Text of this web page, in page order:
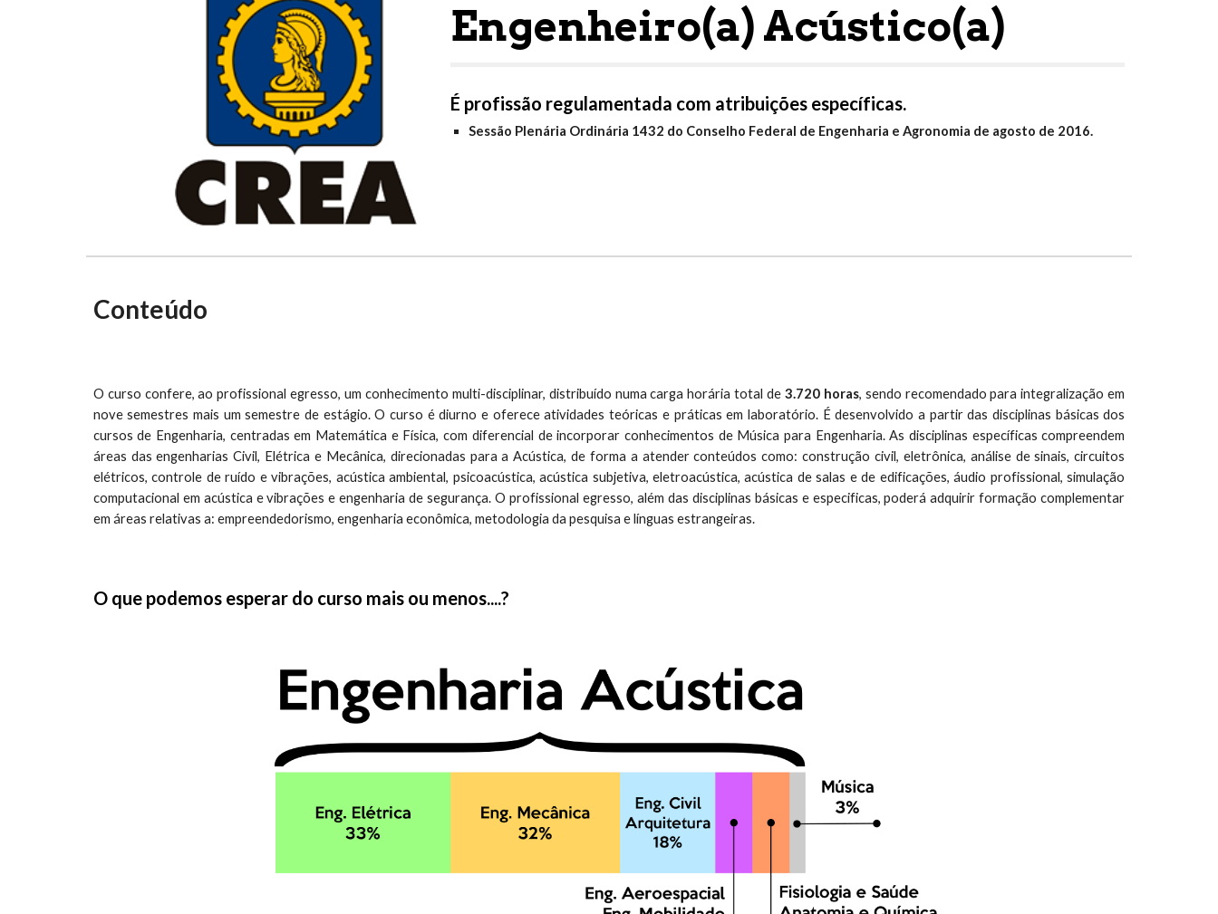
Engenheiro(a) Acústico(a)
É profissão regulamentada com atribuições específicas.
Sessão Plenária Ordinária 1432 do Conselho Federal de Engenharia e Agronomia de agosto de 2016.
Conteúdo
O curso confere, ao profissional egresso, um conhecimento multi-disciplinar, distribuído numa carga horária total de 3.720 horas, sendo recomendado para integralização em
nove semestres mais um semestre de estágio. O curso é diurno e oferece atividades teóricas e práticas em laboratório. É desenvolvido a partir das disciplinas básicas dos
cursos de Engenharia, centradas em Matemática e Física, com diferencial de incorporar conhecimentos de Música para Engenharia. As disciplinas específicas compreendem
áreas das engenharias Civil, Elétrica e Mecânica, direcionadas para a Acústica, de forma a atender conteúdos como: construção civil, eletrônica, análise de sinais, circuitos
elétricos, controle de ruído e vibrações, acústica ambiental, psicoacústica, acústica subjetiva, eletroacústica, acústica de salas e de edificações, áudio profissional, simulação
computacional em acústica e vibrações e engenharia de segurança. O profissional egresso, além das disciplinas básicas e especificas, poderá adquirir formação complementar
em áreas relativas a: empreendedorismo, engenharia econômica, metodologia da pesquisa e línguas estrangeiras.
O que podemos esperar do curso mais ou menos....?